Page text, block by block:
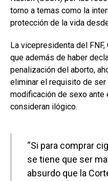
torno a temas como la
protección de la vida
La vicepresidenta del
que además de haber
penalización del aborto,
eliminar el requisito de ser
modificación de sexo ante
consideran ilógico.
“Si para comprar
se tiene que ser
absurdo que la